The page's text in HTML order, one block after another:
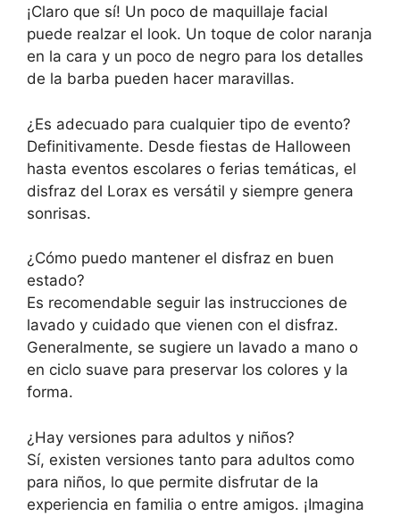
¡Claro que sí! Un poco de maquillaje facial
puede realzar el look. Un toque de color naranja
en la cara y un poco de negro para los detalles
de la barba pueden hacer maravillas.
¿Es adecuado para cualquier tipo de evento?
Definitivamente. Desde fiestas de Halloween
hasta eventos escolares o ferias temáticas, el
disfraz del Lorax es versátil y siempre genera
sonrisas.
¿Cómo puedo mantener el disfraz en buen
estado?
Es recomendable seguir las instrucciones de
lavado y cuidado que vienen con el disfraz.
Generalmente, se sugiere un lavado a mano o
en ciclo suave para preservar los colores y la
forma.
¿Hay versiones para adultos y niños?
Sí, existen versiones tanto para adultos como
para niños, lo que permite disfrutar de la
experiencia en familia o entre amigos. ¡Imagina